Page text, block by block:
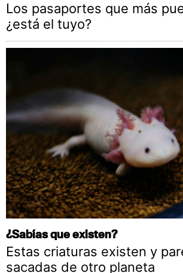
Los pasaportes que más
¿está el tuyo?
¿Sabías que existen?
Estas criaturas existen y
sacadas de otro planeta